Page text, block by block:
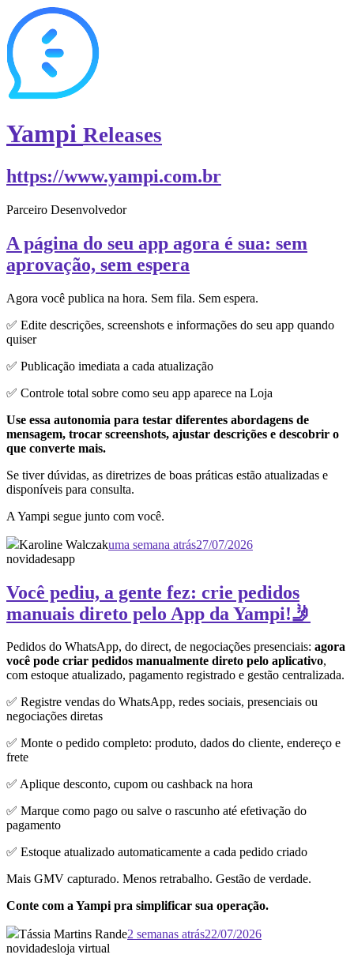
Yampi Releases
https://www.yampi.com.br
Parceiro Desenvolvedor
A página do seu app agora é sua: sem
aprovação, sem espera
Agora você publica na hora. Sem fila. Sem espera.
✅ Edite descrições, screenshots e informações do seu app quando
quiser
✅ Publicação imediata a cada atualização
✅ Controle total sobre como seu app aparece na Loja
Use essa autonomia para testar diferentes abordagens de
mensagem, trocar screenshots, ajustar descrições e descobrir o
que converte mais.
Se tiver dúvidas, as diretrizes de boas práticas estão atualizadas e
disponíveis para consulta.
A Yampi segue junto com você.
Karoline Walczakuma semana atrás27/07/2026
novidadesapp
Você pediu, a gente fez: crie pedidos
manuais direto pelo App da Yampi!🤳
Pedidos do WhatsApp, do direct, de negociações presenciais: agora
você pode criar pedidos manualmente direto pelo aplicativo,
com estoque atualizado, pagamento registrado e gestão centralizada.
✅ Registre vendas do WhatsApp, redes sociais, presenciais ou
negociações diretas
✅ Monte o pedido completo: produto, dados do cliente, endereço e
frete
✅ Aplique desconto, cupom ou cashback na hora
✅ Marque como pago ou salve o rascunho até efetivação do
pagamento
✅ Estoque atualizado automaticamente a cada pedido criado
Mais GMV capturado. Menos retrabalho. Gestão de verdade.
Conte com a Yampi pra simplificar sua operação.
Tássia Martins Rande2 semanas atrás22/07/2026
novidadesloja virtual